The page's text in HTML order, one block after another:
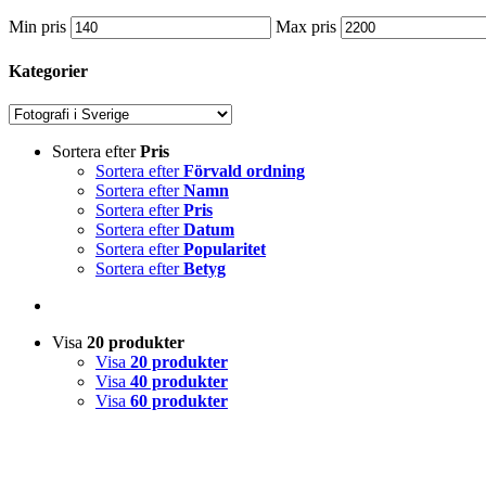
Min pris Max pris
Kategorier
Sortera efterPris
Sortera efterFörvald ordning
Sortera efterNamn
Sortera efterPris
Sortera efterDatum
Sortera efterPopularitet
Sortera efterBetyg
Visa 20 produkter
Visa 20 produkter
Visa 40 produkter
Visa 60 produkter